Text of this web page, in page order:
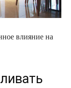
влияние на